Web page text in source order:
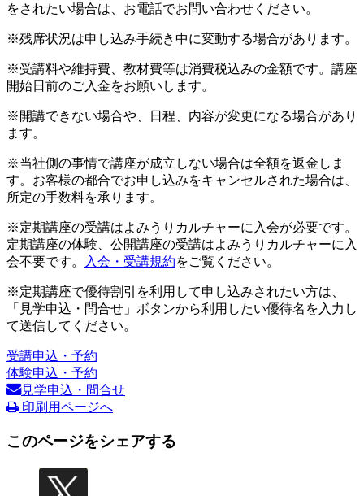
をされたい場合は、お電話でお問い合わせください。
※残席状況は申し込み手続き中に変動する場合があります。
※受講料や維持費、教材費等は消費税込みの金額です。講座
開始日前のご入金をお願いします。
※開講できない場合や、日程、内容が変更になる場合があり
ます。
※当社側の事情で講座が成立しない場合は全額を返金しま
す。お客様の都合でお申し込みをキャンセルされた場合は、
所定の手数料を承ります。
※定期講座の受講はよみうりカルチャーに入会が必要です。
定期講座の体験、公開講座の受講はよみうりカルチャーに入
会不要です。
入会・受講規約をご覧ください。
※定期講座で優待割引を利用して申し込みされたい方は、
「見学申込・問合せ」ボタンから利用したい優待名を入力し
て送信してください。
受講申込・予約
体験申込・予約
見学申込・問合せ
印刷用ページへ
このページをシェアする